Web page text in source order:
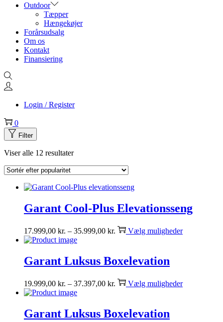
Outdoor
Tæpper
Hængekøjer
Forårsudsalg
Om os
Kontakt
Finansiering
Login / Register
0
Filter
Viser alle 12 resultater
Garant Cool-Plus Elevationsseng
17.999,00 kr. – 35.999,00 kr. Vælg muligheder
Garant Luksus Boxelevation
19.999,00 kr. – 37.397,00 kr. Vælg muligheder
Garant Luksus Boxelevation